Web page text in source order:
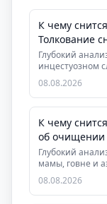
К чему
Толкование
Глубокий
инцестуозном
08.08.2026
К чему
об очищении
Глубокий
мамы, говне и
08.08.2026